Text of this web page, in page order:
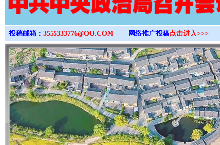
投稿邮箱： 3555333776@QQ.COM 网络推广投稿点击进入>>>